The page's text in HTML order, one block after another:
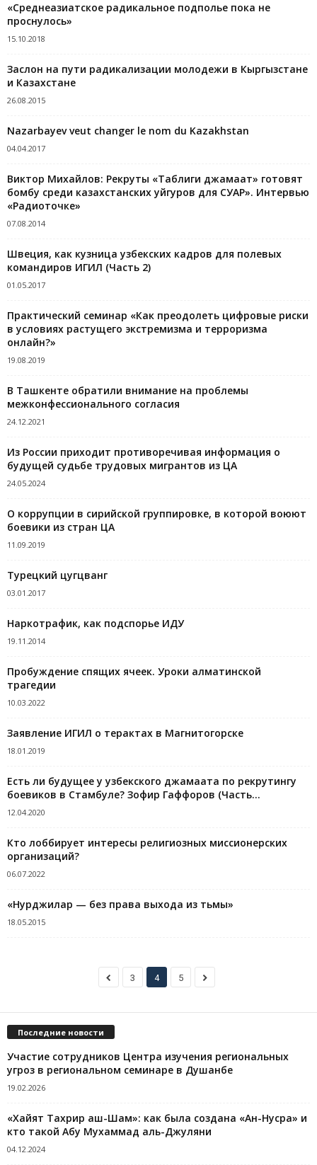
«Среднеазиатское радикальное подполье пока не
проснулось»
15.10.2018
Заслон на пути радикализации молодежи в Кыргызстане
и Казахстане
26.08.2015
Nazarbayev veut changer le nom du Kazakhstan
04.04.2017
Виктор Михайлов: Рекруты «Таблиги джамаат» готовят
бомбу среди казахстанских уйгуров для СУАР». Интервью
«Радиоточке»
07.08.2014
Швеция, как кузница узбекских кадров для полевых
командиров ИГИЛ (Часть 2)
01.05.2017
Практический семинар «Как преодолеть цифровые риски
в условиях растущего экстремизма и терроризма
онлайн?»
19.08.2019
В Ташкенте обратили внимание на проблемы
межконфессионального согласия
24.12.2021
Из России приходит противоречивая информация о
будущей судьбе трудовых мигрантов из ЦА
24.05.2024
О коррупции в сирийской группировке, в которой воюют
боевики из стран ЦА
11.09.2019
Турецкий цугцванг
03.01.2017
Наркотрафик, как подспорье ИДУ
19.11.2014
Пробуждение спящих ячеек. Уроки алматинской
трагедии
10.03.2022
Заявление ИГИЛ о терактах в Магнитогорске
18.01.2019
Есть ли будущее у узбекского джамаата по рекрутингу
боевиков в Стамбуле? Зофир Гаффоров (Часть...
12.04.2020
Кто лоббирует интересы религиозных миссионерских
организаций?
06.07.2022
«Нурджилар — без права выхода из тьмы»
18.05.2015
3 4 5
Последние новости
Участие сотрудников Центра изучения региональных
угроз в региональном семинаре в Душанбе
19.02.2026
«Хайят Тахрир аш-Шам»: как была создана «Ан-Нусра» и
кто такой Абу Мухаммад аль-Джуляни
04.12.2024